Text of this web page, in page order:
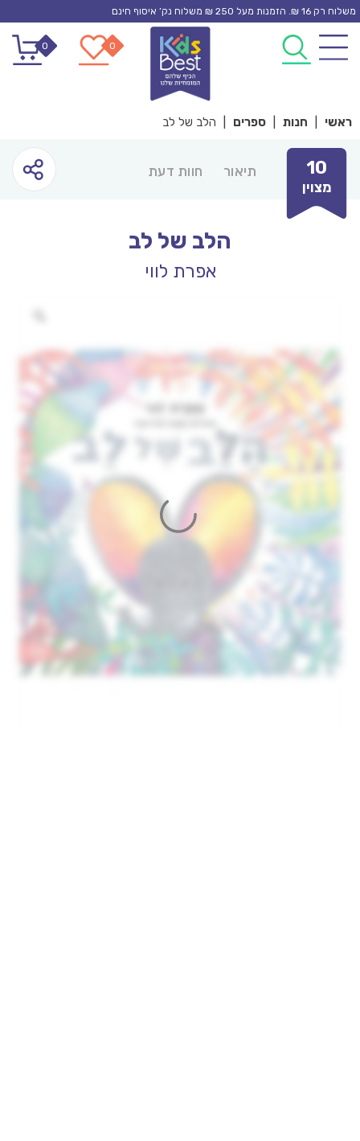
Skip
content
משלוח רק 16 ₪. הזמנות מעל 250 ₪ משלוח נק’ איסוף חינם
0
0
ראשי חנות ספרים הלב של לב
10
מצוין
תיאור חוות דעת
הלב של לב
אפרת לווי